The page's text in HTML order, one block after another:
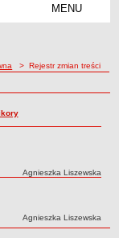
MENU
> Rejestr zmian treści
Autor:
Agnieszka Liszewska
Autor:
Agnieszka Liszewska